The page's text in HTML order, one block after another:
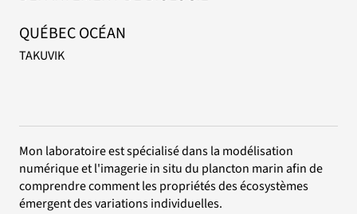
QUÉBEC OCÉAN
TAKUVIK
Mon laboratoire est spécialisé dans la modélisation
numérique et l'imagerie in situ du plancton marin afin de
comprendre comment les propriétés des écosystèmes
émergent des variations individuelles.